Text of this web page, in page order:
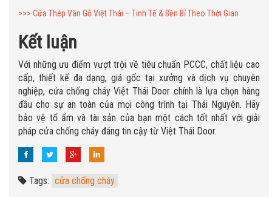
>>> Cửa Thép Vân Gỗ Việt Thái – Tinh Tế & Bền Bỉ Theo Thời Gian
Kết luận
Với những ưu điểm vượt trội về tiêu chuẩn PCCC, chất liệu cao
cấp, thiết kế đa dạng, giá gốc tại xưởng và dịch vụ chuyên
nghiệp, cửa chống cháy Việt Thái Door chính là lựa chọn hàng
đầu cho sự an toàn của mọi công trình tại Thái Nguyên. Hãy
bảo vệ tổ ấm và tài sản của bạn một cách tốt nhất với giải
pháp cửa chống cháy đáng tin cậy từ Việt Thái Door.
Tags: cửa chống cháy